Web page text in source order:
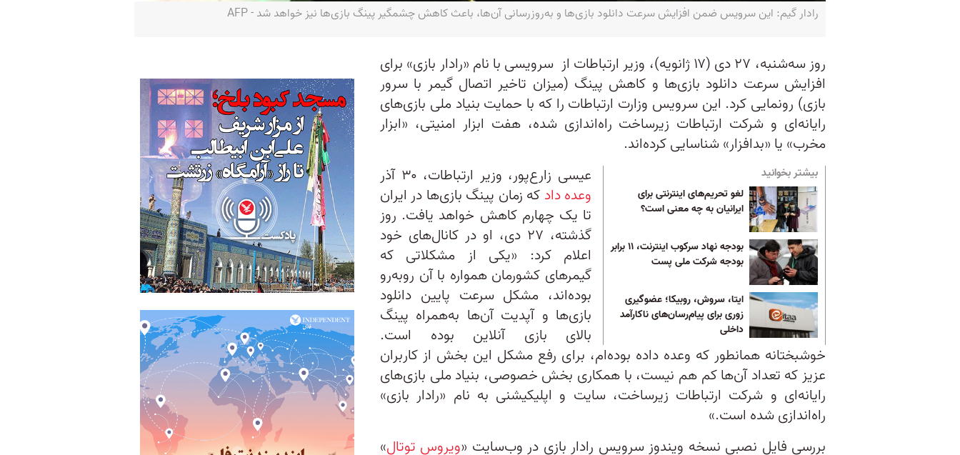
رادار گیم: این سرویس ضمن افزایش سرعت دانلود بازی‌ها و به‌روزرسانی آن‌ها، باعث کاهش چشمگیر پینگ بازی‌ها نیز خواهد شد - AFP
روز سه‌شنبه، ۲۷ دی (۱۷ ژانویه)، وزیر ارتباطات از سرویسی با نام «رادار بازی» برای
افزایش سرعت دانلود بازی‌ها و کاهش پینگ (میزان تاخیر اتصال گیمر با سرور
بازی) رونمایی کرد. این سرویس وزارت ارتباطات را که با حمایت بنیاد ملی بازی‌های
رایانه‌ای و شرکت ارتباطات زیرساخت راه‌اندازی شده، هفت ابزار امنیتی، «ابزار
مخرب» یا «بدافزار» شناسایی کرده‌اند.
بیشتر بخوانید
لغو تحریم‌‌های اینترنتی برای
ایرانیان به چه معنی است؟
بودجه نهاد سرکوب اینترنت، ۱۱ برابر
بودجه شرکت ملی پست
ایتا، سروش، روبیکا؛ عضوگیری
زوری برای پیام‌رسان‌های ناکارآمد
داخلی
عیسی زارع‌پور، وزیر ارتباطات، ۳۰ آذر
وعده داد که زمان پینگ بازی‌ها در ایران
تا یک چهارم کاهش خواهد یافت. روز
گذشته، ۲۷ دی، او در کانال‌های خود
اعلام کرد: «یکی از مشکلاتی که
گیمرهای کشورمان همواره با آن روبه‌رو
بوده‌اند، مشکل سرعت پایین دانلود
بازی‌ها و آپدیت آن‌ها به‌همراه پینگ
بالای بازی آنلاین بوده است.
خوشبختانه همانطور که وعده داده بوده‌ام، برای رفع مشکل این بخش از کاربران
عزیز که تعداد آن‌ها کم هم نیست، با همکاری بخش خصوصی، بنیاد ملی بازی‌های
رایانه‌ای و شرکت ارتباطات زیرساخت، سایت و اپلیکیشنی به نام «رادار بازی»
راه‌اندازی شده است.»
بررسی فایل نصبی نسخه ویندوز سرویس رادار بازی در وب‌سایت «ویروس توتال»